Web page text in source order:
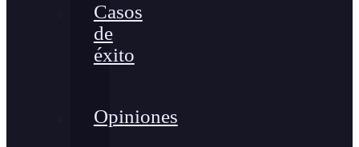
Casos
de
éxito
Opiniones